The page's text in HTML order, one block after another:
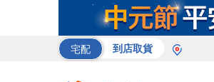
宅配 到店取貨